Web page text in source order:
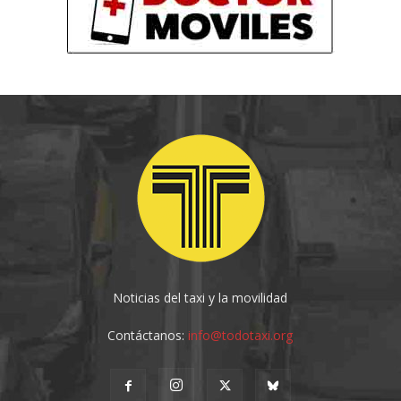
Noticias del taxi y la movilidad
Contáctanos:info@todotaxi.org